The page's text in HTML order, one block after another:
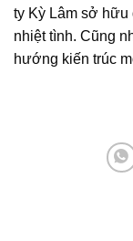
ty Kỳ Lâm sở hữu
nhiệt tình. Cũng
hướng kiến trúc